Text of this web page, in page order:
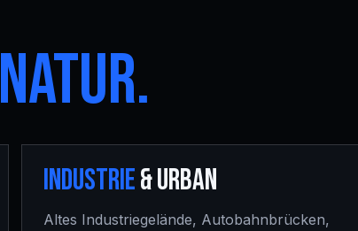
NATUR.
INDUSTRIE& URBAN
Altes Industriegelände, Autobahnbrücken,